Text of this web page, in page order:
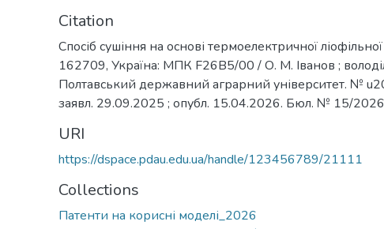
Citation
Спосіб сушіння на основі термоелектричної
162709, Україна: МПК F26B5/00 / О. М. Іванов ;
Полтавський державний аграрний університет. №
заявл. 29.09.2025 ; опубл. 15.04.2026. Бюл. № 15/
URI
https://dspace.pdau.edu.ua/handle/123456789/21111
Collections
Патенти на корисні моделі_2026